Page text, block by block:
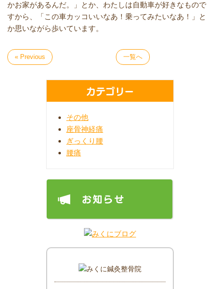
かお家があるんだ。」とか、わたしは自動車が好きなもので
すから、「この車カッコいいなあ！乗ってみたいなあ！」と
か思いながら歩いています。
« Previous 一覧へ
カテゴリー
その他
座骨神経痛
ぎっくり腰
腰痛